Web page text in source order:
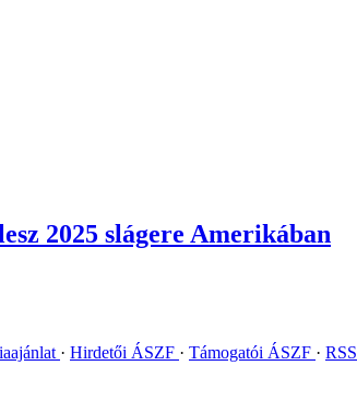
2025 slágere Amerikában
Hirdetői ÁSZF Támogatói ÁSZF RSS